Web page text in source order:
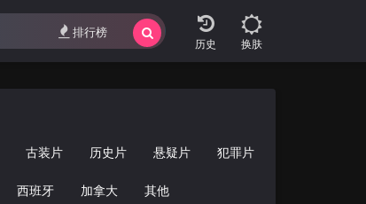
换肤
排行榜
古装片 历史片 悬疑片 犯罪片
西班牙 加拿大 其他